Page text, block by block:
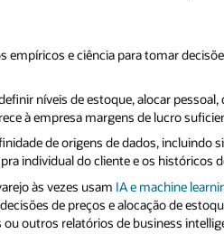
empíricos e ciência para tomar
níveis de estoque, alocar
à empresa margens de lucro
de origens de dados, incluindo
individual do cliente e os históricos
às vezes usam IA e machine
de preços e alocação de
ou outros relatórios de business